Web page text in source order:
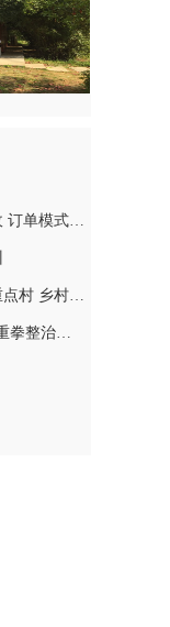
渡口乡过家村：豆角产业助农增收 订单模式铺就致富路
牌楼乡：两村跻身省级和美乡村重点村 乡村振兴迎来“加速跑”
烟花爆竹 “严打严查 雷霆行动”丨重拳整治非法储存烟花爆竹 筑牢辖区安全防线